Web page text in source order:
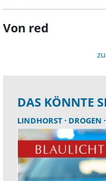
Von red
DAS KÖNNTE
LINDHORST DROGEN